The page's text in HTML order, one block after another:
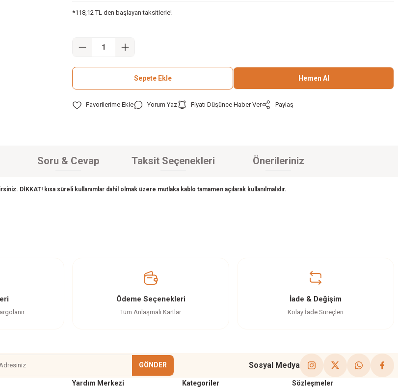
*118,12 TL den başlayan taksitlerle!
Sepete Ekle Hemen Al
Yorum Yaz Fiyatı Düşünce Haber Ver Paylaş
Soru & Cevap Taksit Seçenekleri Önerileriniz
DİKKAT! kısa süreli kullanımlar dahil olmak üzere mutlaka kablo tamamen açılarak kullanılmalıdır.
Gönder
Ödeme Seçenekleri
Tüm Anlaşmalı Kartlar
İade & Değişim
Kolay İade Süreçleri
GÖNDER Sosyal Medya
Yardım Merkezi Kategoriler Sözleşmeler